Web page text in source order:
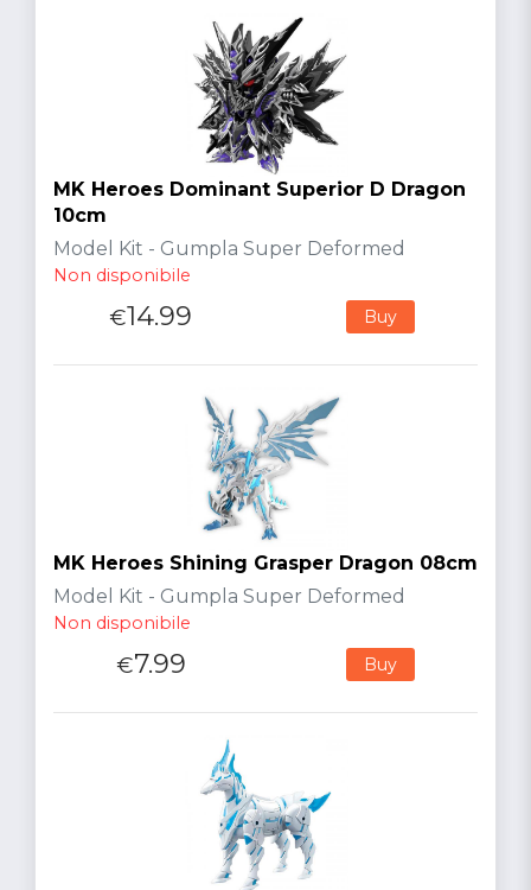
MK Heroes Dominant Superior D Dragon
10cm
Model Kit - Gumpla Super Deformed
Non disponibile
€14.99 Buy
MK Heroes Shining Grasper Dragon 08cm
Model Kit - Gumpla Super Deformed
Non disponibile
€7.99 Buy